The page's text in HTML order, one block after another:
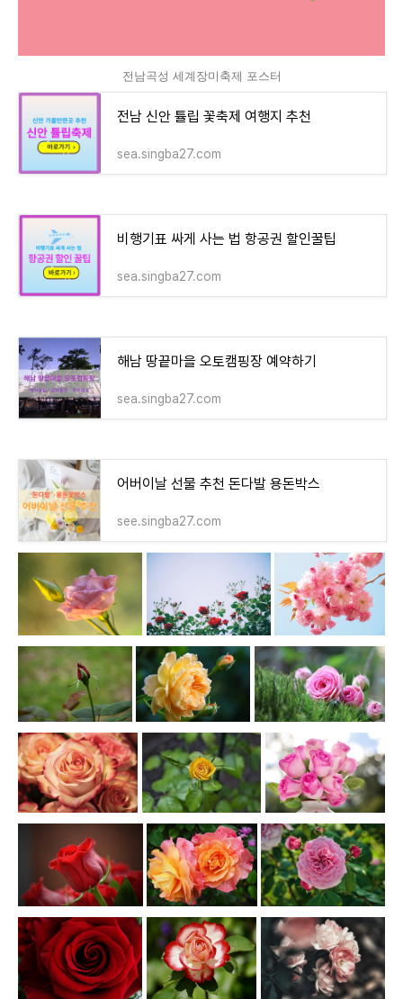
전남곡성 세계장미축제 포스터
전남 신안 튤립 꽃축제 여행지 추천
sea.singba27.com
비행기표 싸게 사는 법 항공권 할인꿀팁
sea.singba27.com
해남 땅끝마을 오토캠핑장 예약하기
sea.singba27.com
어버이날 선물 추천 돈다발 용돈박스
see.singba27.com